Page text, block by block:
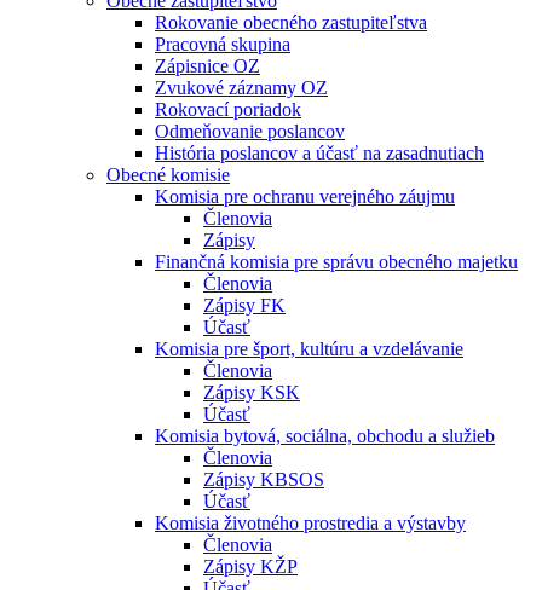
Rokovanie obecného zastupiteľstva
Pracovná skupina
Zápisnice OZ
Zvukové záznamy OZ
Rokovací poriadok
Odmeňovanie poslancov
História poslancov a účasť na zasadnutiach
Obecné komisie
Komisia pre ochranu verejného záujmu
Členovia
Zápisy
Finančná komisia pre správu obecného majetku
Členovia
Zápisy FK
Účasť
Komisia pre šport, kultúru a vzdelávanie
Členovia
Zápisy KSK
Účasť
Komisia bytová, sociálna, obchodu a služieb
Členovia
Zápisy KBSOS
Účasť
Komisia životného prostredia a výstavby
Členovia
Zápisy KŽP